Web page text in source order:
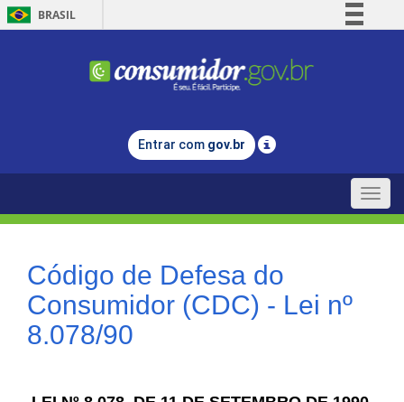
BRASIL
Comunica BR
Legislação
Entrar com gov.br
Toggle
Código de Defesa do
Consumidor (CDC) - Lei nº
8.078/90